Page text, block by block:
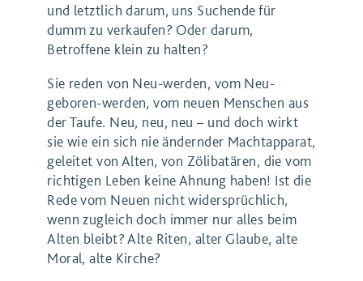
und letztlich darum, uns Suchende für
dumm zu verkaufen? Oder darum,
Betroffene klein zu halten?
Sie reden von Neu-werden, vom Neu-
geboren-werden, vom neuen Menschen aus
der Taufe. Neu, neu, neu – und doch wirkt
sie wie ein sich nie ändernder Machtapparat,
geleitet von Alten, von Zölibatären, die vom
richtigen Leben keine Ahnung haben! Ist die
Rede vom Neuen nicht widersprüchlich,
wenn zugleich doch immer nur alles beim
Alten bleibt? Alte Riten, alter Glaube, alte
Moral, alte Kirche?